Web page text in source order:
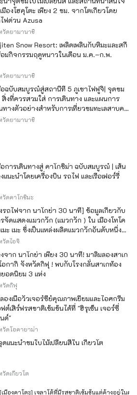
มืองโฮคุโตะ เพียง 2 ชม. จากโตเกียวโดย
ฟด่วน Azusa
วัดยามานาชิ
Snow Resort: เพลิดเพลินกับหิมะและสกี
มกิจกรรมฤดูหนาวในเดือน ม.ค.–ก.พ.
วัดยามานาชิ
ฉบับสมบูรณ์สู่สถานีที่ 5 ภูเขาไฟฟูจิ| จุดชม
สิ่งที่ควรสวมใส่ การเดินทาง และแผนการ
ทางตัวอย่างสำหรับการเที่ยวชมทะเลสาบคา
จิ
วัดยามานาชิ
การเดินทางสู่ คาโกชิม่า ฉบับสมบูรณ์ | เส้น
แนะนำโดยเครื่องบิน รถไฟ และเรือเฟอร์รี่
วัดคาโกชิมะ
รถไฟจาก นาโกย่า 30 นาที] ข้อมูลเกี่ยวกับ
จัดแสดงแมวกวัก (แมวกวัก ) ใน เมืองโทโค
มะ เมะ ซึ่งเป็นแหล่งผลิตแมวกวักอันดับหนึ่ง
งญี่ปุ่น
วัดไอจิ
จาก นาโกย่า เพียง 30 นาที! มาลิ้มลองสาเก
อกากิ จังหวัดกิฟุ ! พบกับโรงกลั่นสาเกท้อง
อดนิยม 3 แห่ง
วัดกิฟุ
องเนื้อวัวเจอร์ซีย์คุณภาพเยี่ยมและไอศกรีม
ต์เสิร์ฟรสชาติเข้มข้นได้ที่ "ฮิรุเซ็น เจอร์ซี่
ด์"
วัดโอคายาม่า
ดแนะนำชมใบไม้เปลี่ยนสีใน เกียวโต
วัดเกียวโต
[เมืองคาโตะ] เจลาโต้ที่มีรสชาติเข้มข้นแต่ค้างอยู่ใน